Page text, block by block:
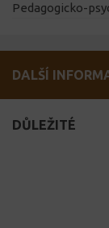
Pedagogicko-
DALŠÍ
DŮLEŽITÉ